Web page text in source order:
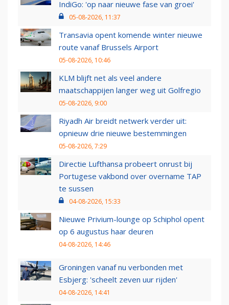
IndiGo: 'op naar nieuwe fase van groei'
05-08-2026, 11:37
Transavia opent komende winter nieuwe
route vanaf Brussels Airport
05-08-2026, 10:46
KLM blijft net als veel andere
maatschappijen langer weg uit Golfregio
05-08-2026, 9:00
Riyadh Air breidt netwerk verder uit:
opnieuw drie nieuwe bestemmingen
05-08-2026, 7:29
Directie Lufthansa probeert onrust bij
Portugese vakbond over overname TAP
te sussen
04-08-2026, 15:33
Nieuwe Privium-lounge op Schiphol opent
op 6 augustus haar deuren
04-08-2026, 14:46
Groningen vanaf nu verbonden met
Esbjerg: 'scheelt zeven uur rijden'
04-08-2026, 14:41